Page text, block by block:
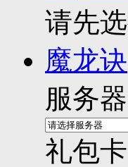
请先
魔龙诀
服务
礼包